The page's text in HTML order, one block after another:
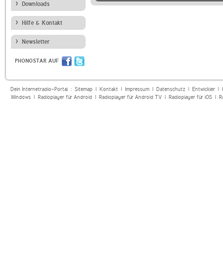
Downloads
Hilfe & Kontakt
Newsletter
PHONOSTAR AUF
Dein Internetradio-Portal : Sitemap| Kontakt| Impressum| Datenschutz| Entwickler|
Windows| Radioplayer für Android| Radioplayer für Android TV| Radioplayer für iOS|